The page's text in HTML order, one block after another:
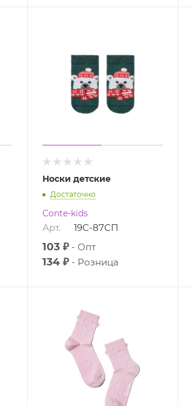
Носки детские
Достаточно
Conte-kids
Арт. 19С-87СП
103 ₽ Опт
134 ₽ Розница